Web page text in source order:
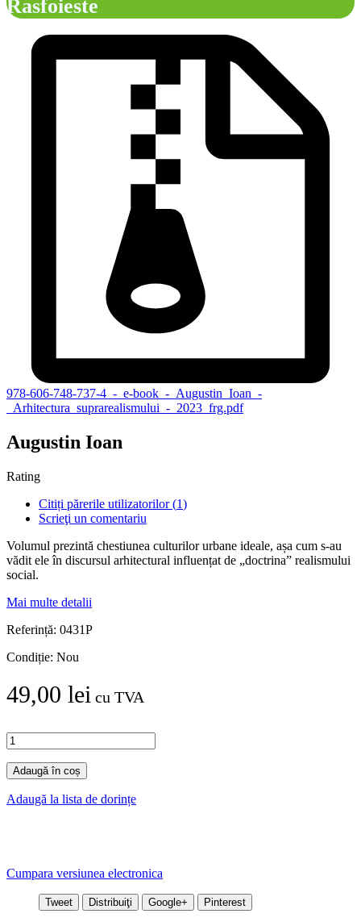
Rasfoieste
978-606-748-737-4_-_e-book_-_Augustin_Ioan_-
_Arhitectura_suprarealismului_-_2023_frg.pdf
Augustin Ioan
Rating
Citiți părerile utilizatorilor (1)
Scrieţi un comentariu
Volumul prezintă chestiunea culturilor urbane ideale, așa cum s-au
vădit ele în discursul arhitectural influențat de „doctrina” realismului
social.
Mai multe detalii
Referință: 0431P
Condiție: Nou
49,00 lei cu TVA
Adaugă în coș
Adaugă la lista de dorințe
Cumpara versiunea electronica
Tweet Distribuiţi Google+ Pinterest